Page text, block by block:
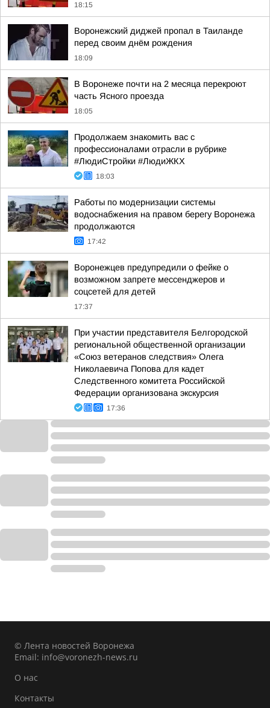
18:15
Воронежский диджей пропал в Таиланде
перед своим днём рождения
18:09
В Воронеже почти на 2 месяца перекроют
часть Ясного проезда
18:05
Продолжаем знакомить вас с
профессионалами отрасли в рубрике
#ЛюдиСтройки #ЛюдиЖКХ
18:03
Работы по модернизации системы
водоснабжения на правом берегу Воронежа
продолжаются
17:42
Воронежцев предупредили о фейке о
возможном запрете мессенджеров и
соцсетей для детей
17:37
При участии представителя Белгородской
региональной общественной организации
«Союз ветеранов следствия» Олега
Николаевича Попова для кадет
Следственного комитета Российской
Федерации организована экскурсия
17:36
© Лента новостей Воронежа
Email: info@voronezh-news.ru
О нас
Контакты